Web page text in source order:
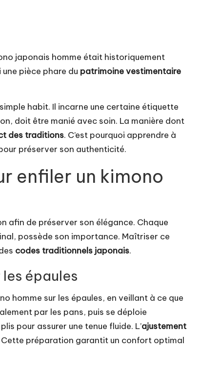
japonais homme était historiquement
pièce phare du patrimoine vestimentaire
habit. Il incarne une certaine étiquette
doit être manié avec soin. La manière dont
des traditions. C’est pourquoi apprendre à
préserver son authenticité.
enfiler un kimono
afin de préserver son élégance. Chaque
possède son importance. Maîtriser ce
codes traditionnels japonais.
épaules
homme sur les épaules, en veillant à ce que
par les pans, puis se déploie
pour assurer une tenue fluide. L’ajustement
préparation garantit un confort optimal